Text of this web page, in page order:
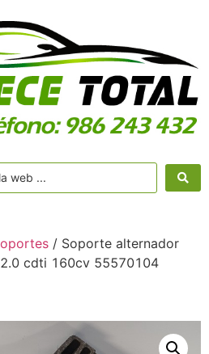
/ Soporte alternador
cdti 160cv 55570104